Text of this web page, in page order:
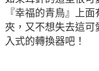
『幸福的青鳥』上
夾，又不想失去這
入式的轉換器吧！